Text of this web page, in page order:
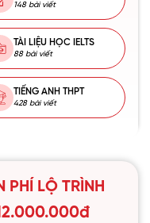
148 bài viết
TÀI LIỆU HỌC IELTS
88 bài viết
TIẾNG ANH THPT
428 bài viết
PHÍ LỘ TRÌNH